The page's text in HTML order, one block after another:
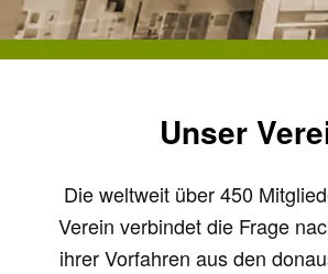
Unser
Die weltweit über 450
Verein verbindet die Frage
ihrer Vorfahren aus den